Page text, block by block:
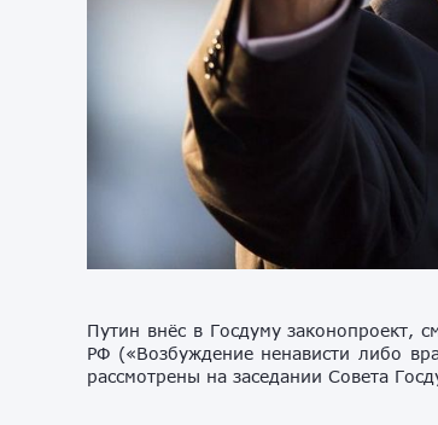
Путин внёс в Госдуму законопроект,
РФ («Возбуждение ненависти либо
рассмотрены на заседании Совета